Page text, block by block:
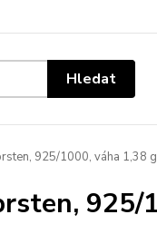
Hledat
925/1000, váha 1,38 g
925/